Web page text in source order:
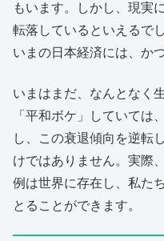
もいます。しかし、現実
転落しているといえるで
いまの日本経済には、か
いまはまだ、なんとなく
「平和ボケ」していては
し、この衰退傾向を逆転
けではありません。実際
例は世界に存在し、私た
とることができます。